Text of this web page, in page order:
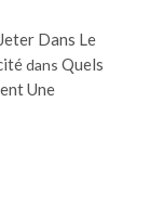
Dans Le
dans Quels
Une